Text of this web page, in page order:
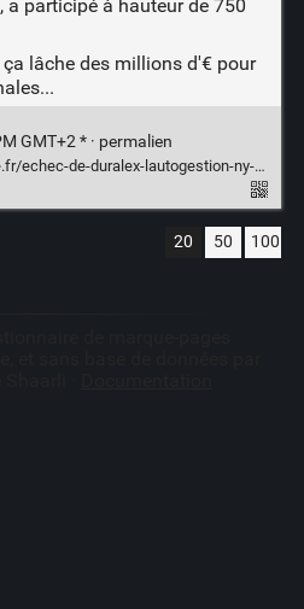
a participé à hauteur de 750
lâche des millions d'€ pour
GMT+2 * · permalien
de-duralex-lautogestion-ny-est-pour-rien/
20 50 100